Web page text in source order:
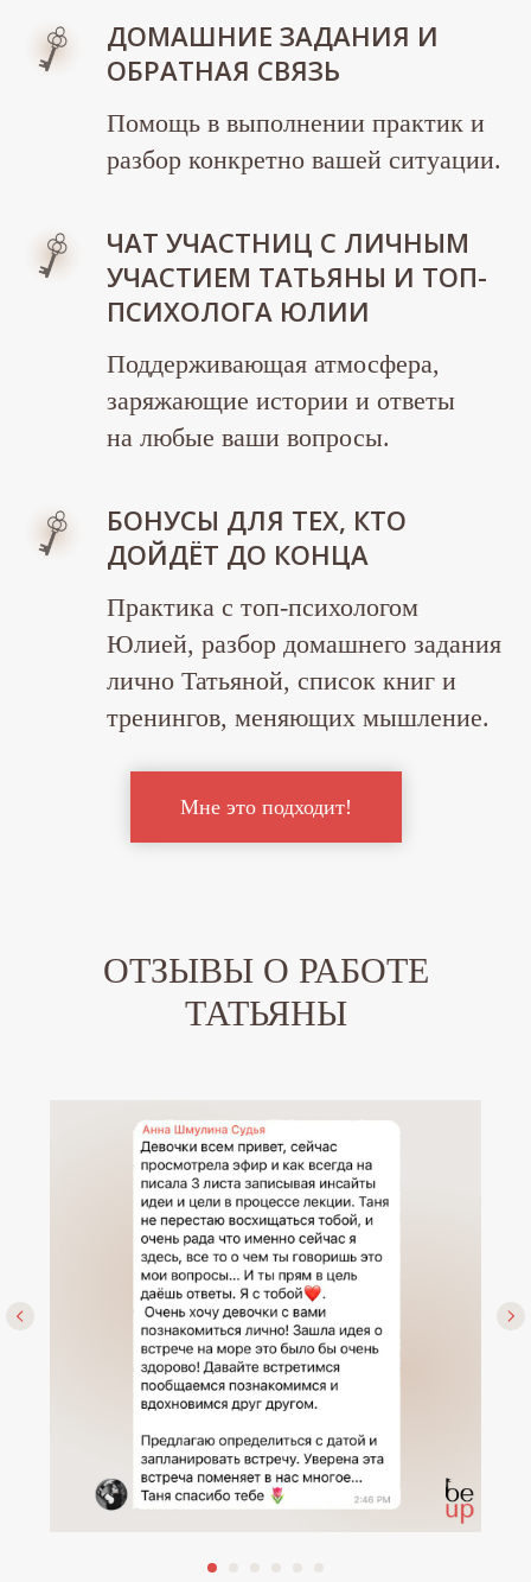
ДОМАШНИЕ ЗАДАНИЯ И
ОБРАТНАЯ СВЯЗЬ
Помощь в выполнении практик и
разбор конкретно вашей ситуации.
ЧАТ УЧАСТНИЦ С ЛИЧНЫМ
УЧАСТИЕМ ТАТЬЯНЫ И ТОП-
ПСИХОЛОГА ЮЛИИ
Поддерживающая атмосфера,
заряжающие истории и ответы
на любые ваши вопросы.
БОНУСЫ ДЛЯ ТЕХ, КТО
ДОЙДЁТ ДО КОНЦА
Практика с топ-психологом
Юлией, разбор домашнего задания
лично Татьяной, список книг и
тренингов, меняющих мышление.
Мне это подходит!
ОТЗЫВЫ О РАБОТЕ
ТАТЬЯНЫ